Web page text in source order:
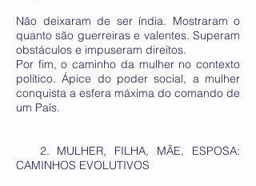
Não deixaram de ser índia. Mostraram o
quanto são guerreiras e valentes. Superam
obstáculos e impuseram direitos.
Por fim, o caminho da mulher no contexto
político. Ápice do poder social, a mulher
conquista a esfera máxima do comando de
um País.
2. MULHER, FILHA, MÃE, ESPOSA:
CAMINHOS EVOLUTIVOS